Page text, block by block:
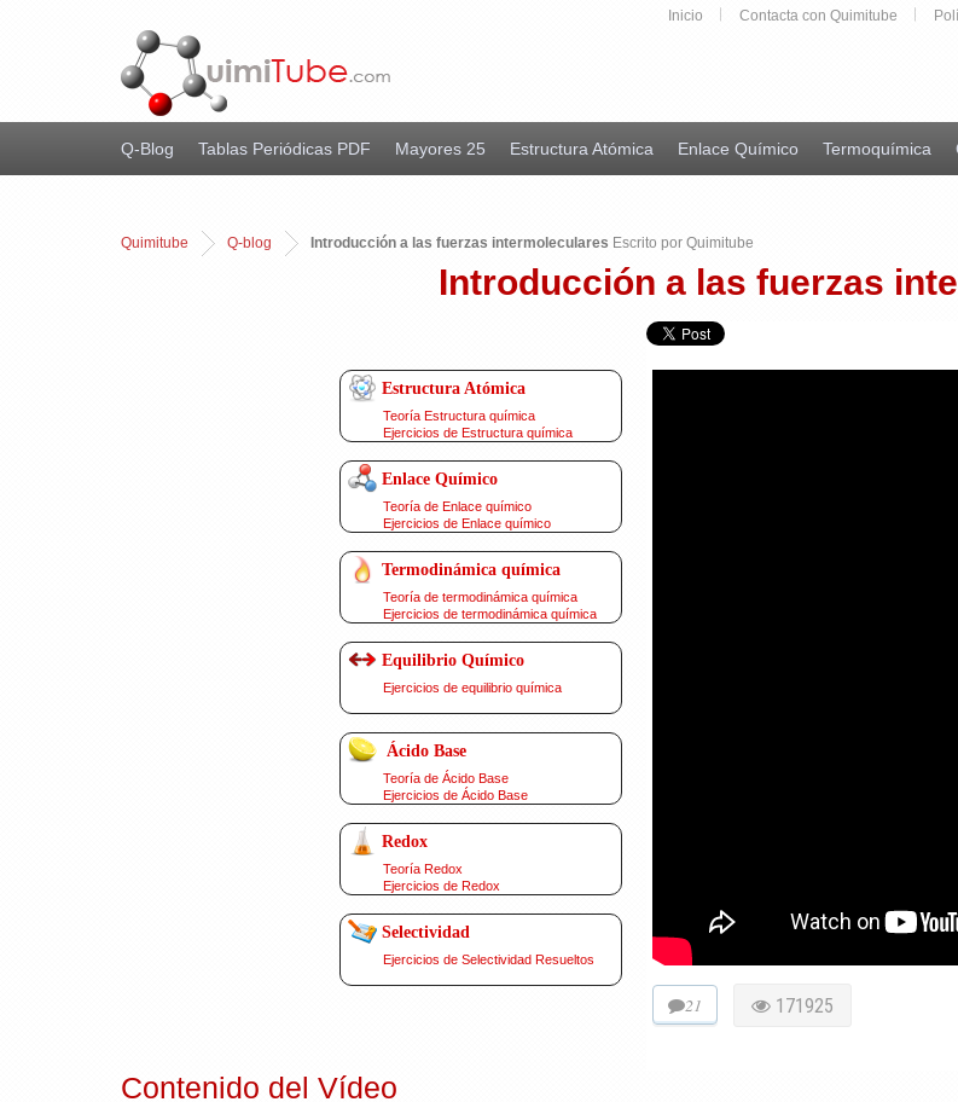
Inicio Contacta con Quimitube
Q-Blog Tablas Periódicas PDF Mayores 25 Estructura Atómica Enlace Químico Termoquímica
Quimitube Q-blog Introducción a las fuerzas intermoleculares Escrito por Quimitube
Introducción a las fuerzas
Estructura Atómica
Teoría Estructura química
Ejercicios de Estructura química
Enlace Químico
Teoría de Enlace químico
Ejercicios de Enlace químico
Termodinámica química
Teoría de termodinámica química
Ejercicios de termodinámica química
Equilibrio Químico
Ejercicios de equilibrio química
Ácido Base
Teoría de Ácido Base
Ejercicios de Ácido Base
Redox
Teoría Redox
Ejercicios de Redox
Selectividad
Ejercicios de Selectividad Resueltos
21 171925
Contenido del Vídeo